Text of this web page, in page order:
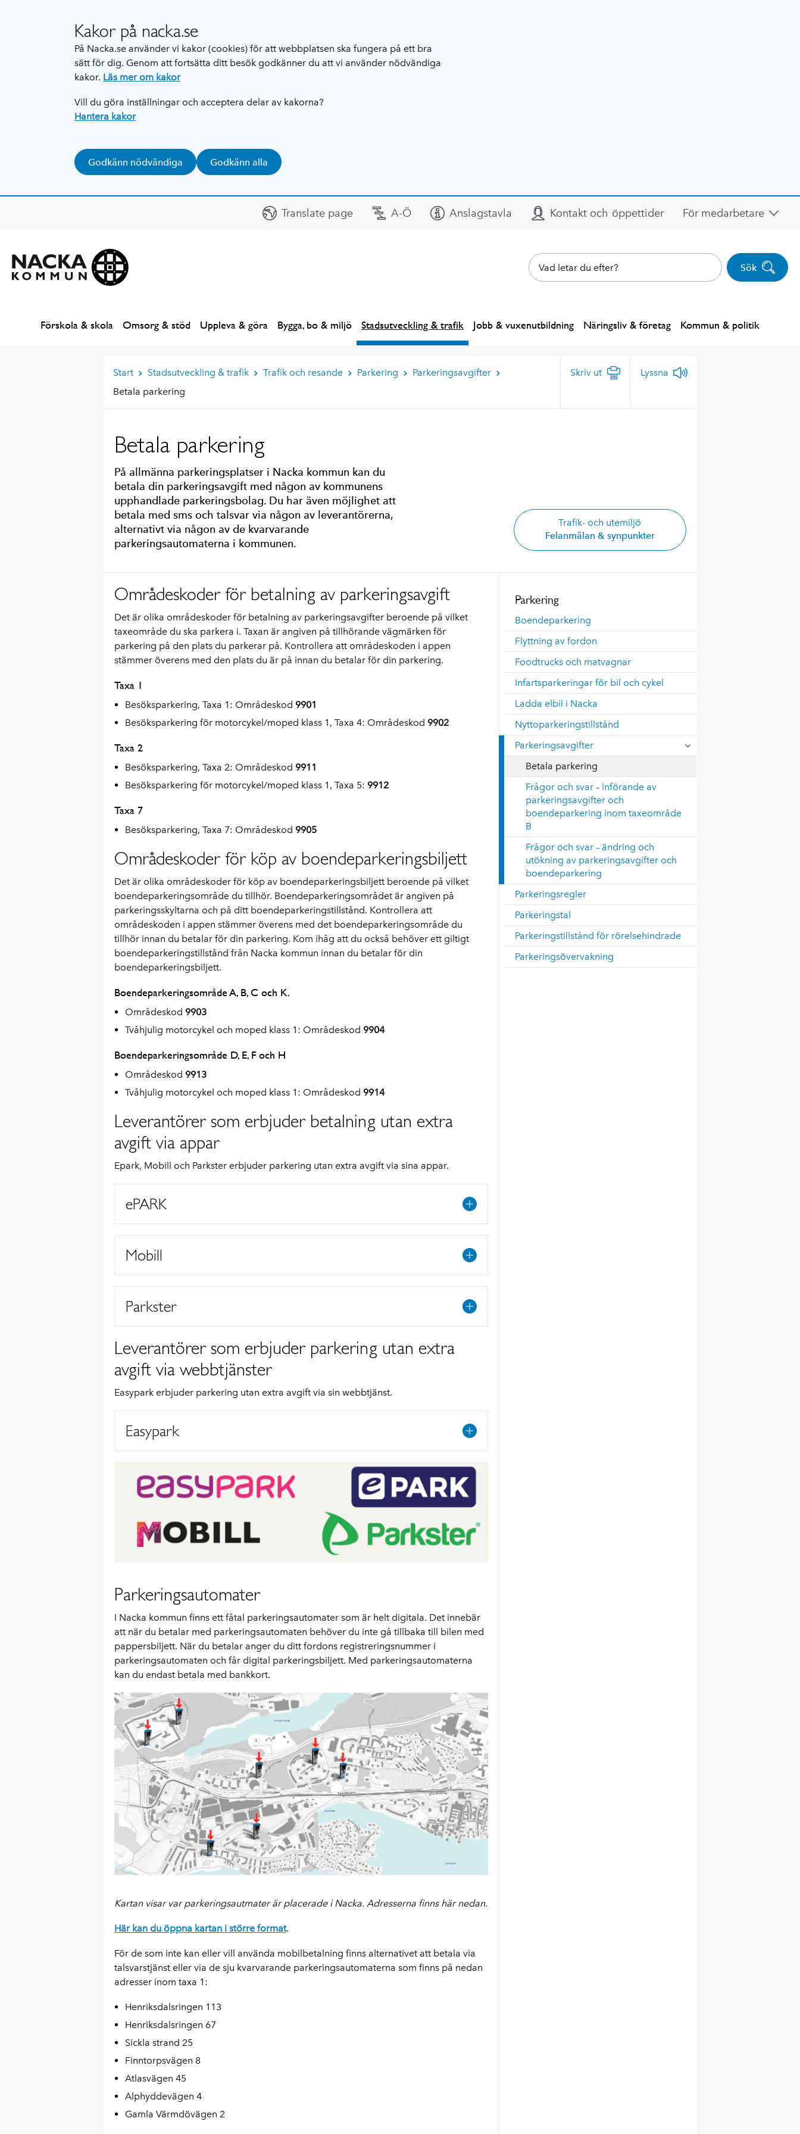
Kakor på nacka.se
På Nacka.se använder vi kakor (cookies) för att webbplatsen ska fungera på ett bra
sätt för dig. Genom att fortsätta ditt besök godkänner du att vi använder nödvändiga
kakor. Läs mer om kakor
Vill du göra inställningar och acceptera delar av kakorna?
Hantera kakor
Godkänn nödvändiga Godkänn alla
Translate page A-Ö Anslagstavla Kontakt och öppettider För medarbetare
Sök
Förskola & skola Omsorg & stöd Uppleva & göra Bygga, bo & miljö Stadsutveckling & trafik Jobb & vuxenutbildning Näringsliv & företag Kommun & politik
Start Stadsutveckling & trafik Trafik och resande Parkering
Parkeringsavgifter
Betala parkering
Skriv ut Lyssna
Betala parkering
På allmänna parkeringsplatser i Nacka kommun kan du
betala din parkeringsavgift med någon av kommunens
upphandlade parkeringsbolag. Du har även möjlighet att
betala med sms och talsvar via någon av leverantörerna,
alternativt via någon av de kvarvarande
parkeringsautomaterna i kommunen.
Trafik- och utemiljö
Felanmälan & synpunkter
Parkering
Boendeparkering
Flyttning av fordon
Foodtrucks och matvagnar
Infartsparkeringar för bil och cykel
Ladda elbil i Nacka
Nyttoparkeringstillstånd
Parkeringsavgifter
Betala parkering
Frågor och svar – införande av
parkeringsavgifter och
boendeparkering inom taxeområde
B
Frågor och svar – ändring och
utökning av parkeringsavgifter och
boendeparkering
Parkeringsregler
Parkeringstal
Parkeringstillstånd för rörelsehindrade
Parkeringsövervakning
Områdeskoder för betalning av parkeringsavgift
Det är olika områdeskoder för betalning av parkeringsavgifter beroende på vilket
taxeområde du ska parkera i. Taxan är angiven på tillhörande vägmärken för
parkering på den plats du parkerar på. Kontrollera att områdeskoden i appen
stämmer överens med den plats du är på innan du betalar för din parkering.
Taxa 1
Besöksparkering, Taxa 1: Områdeskod 9901
Besöksparkering för motorcykel/moped klass 1, Taxa 4: Områdeskod 9902
Taxa 2
Besöksparkering, Taxa 2: Områdeskod 9911
Besöksparkering för motorcykel/moped klass 1, Taxa 5: 9912
Taxa 7
Besöksparkering, Taxa 7: Områdeskod 9905
Områdeskoder för köp av boendeparkeringsbiljett
Det är olika områdeskoder för köp av boendeparkeringsbiljett beroende på vilket
boendeparkeringsområde du tillhör. Boendeparkeringsområdet är angiven på
parkeringsskyltarna och på ditt boendeparkeringstillstånd. Kontrollera att
områdeskoden i appen stämmer överens med det boendeparkeringsområde du
tillhör innan du betalar för din parkering. Kom ihåg att du också behöver ett giltigt
boendeparkeringstillstånd från Nacka kommun innan du betalar för din
boendeparkeringsbiljett.
Boendeparkeringsområde A, B, C och K.
Områdeskod 9903
Tvåhjulig motorcykel och moped klass 1: Områdeskod 9904
Boendeparkeringsområde D, E, F och H
Områdeskod 9913
Tvåhjulig motorcykel och moped klass 1: Områdeskod 9914
Leverantörer som erbjuder betalning utan extra
avgift via appar
Epark, Mobill och Parkster erbjuder parkering utan extra avgift via sina appar.
ePARK
Mobill
Parkster
Leverantörer som erbjuder parkering utan extra
avgift via webbtjänster
Easypark erbjuder parkering utan extra avgift via sin webbtjänst.
Easypark
Parkeringsautomater
I Nacka kommun finns ett fåtal parkeringsautomater som är helt digitala. Det innebär
att när du betalar med parkeringsautomaten behöver du inte gå tillbaka till bilen med
pappersbiljett. När du betalar anger du ditt fordons registreringsnummer i
parkeringsautomaten och får digital parkeringsbiljett. Med parkeringsautomaterna
kan du endast betala med bankkort.
Kartan visar var parkeringsautmater är placerade i Nacka. Adresserna finns här nedan.
Här kan du öppna kartan i större format.
För de som inte kan eller vill använda mobilbetalning finns alternativet att betala via
talsvarstjänst eller via de sju kvarvarande parkeringsautomaterna som finns på nedan
adresser inom taxa 1:
Henriksdalsringen 113
Henriksdalsringen 67
Sickla strand 25
Finntorpsvägen 8
Atlasvägen 45
Alphyddevägen 4
Gamla Värmdövägen 2